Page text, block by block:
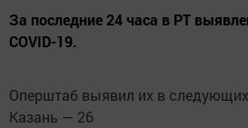
За последние 24 часа в РТ
COVID-19.
Оперштаб выявил их в
Казань — 26